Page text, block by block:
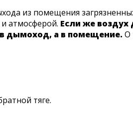
из помещения
атмосферой. Если же воздух
дымоход, а в помещение. О
тяге.